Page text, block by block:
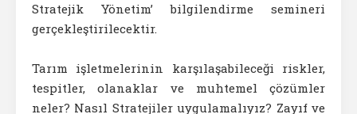
Stratejik Yönetim’ bilgilendirme semineri
gerçekleştirilecektir.
Tarım işletmelerinin karşılaşabileceği riskler,
tespitler, olanaklar ve muhtemel çözümler
neler? Nasıl Stratejiler uygulamalıyız? Zayıf ve